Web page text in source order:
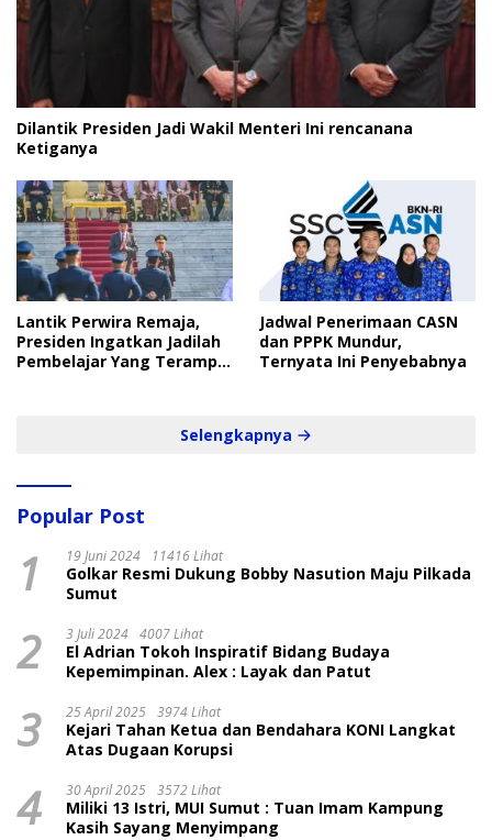
Dilantik Presiden Jadi Wakil Menteri Ini rencanana
Ketiganya
Lantik Perwira Remaja,
Presiden Ingatkan Jadilah
Pembelajar Yang Terampil
Jadwal Penerimaan CASN
dan PPPK Mundur,
Ternyata Ini Penyebabnya
Selengkapnya
Popular Post
1 19 Juni 2024 11416 Lihat
Golkar Resmi Dukung Bobby Nasution Maju Pilkada
Sumut
2 3 Juli 2024 4007 Lihat
El Adrian Tokoh Inspiratif Bidang Budaya
Kepemimpinan. Alex : Layak dan Patut
3 25 April 2025 3974 Lihat
Kejari Tahan Ketua dan Bendahara KONI Langkat
Atas Dugaan Korupsi
4 30 April 2025 3572 Lihat
Miliki 13 Istri, MUI Sumut : Tuan Imam Kampung
Kasih Sayang Menyimpang